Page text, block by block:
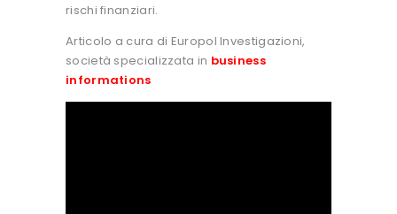
rischi finanziari.
Articolo a cura di Europol Investigazioni,
società specializzata in business
informations